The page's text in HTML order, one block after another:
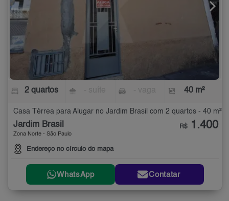
2 quartos 40 m²
Casa Térrea para Alugar no Jardim Brasil com 2 quartos - 40 m²
Jardim Brasil
Zona Norte - São Paulo
Endereço no círculo do mapa
R$ 1.400
WhatsApp Contatar